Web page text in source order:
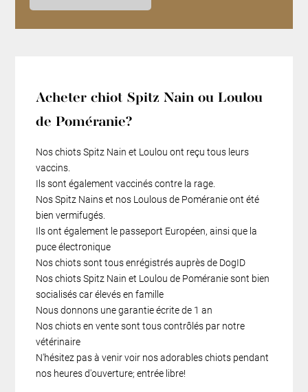
Acheter chiot Spitz Nain ou Loulou
de Poméranie?
Nos chiots Spitz Nain et Loulou ont reçu tous leurs
vaccins.
Ils sont également vaccinés contre la rage.
Nos Spitz Nains et nos Loulous de Poméranie ont été
bien vermifugés.
Ils ont également le passeport Européen, ainsi que la
puce électronique
Nos chiots sont tous enrégistrés auprès de DogID
Nos chiots Spitz Nain et Loulou de Poméranie sont bien
socialisés car élevés en famille
Nous donnons une garantie écrite de 1 an
Nos chiots en vente sont tous contrôlés par notre
vétérinaire
N'hésitez pas à venir voir nos adorables chiots pendant
nos heures d'ouverture; entrée libre!